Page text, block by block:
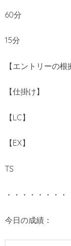
60分
15分
【エントリーの根
【仕掛け】
【LC】
【EX】
TS
・・・・・・・
今日の成績：